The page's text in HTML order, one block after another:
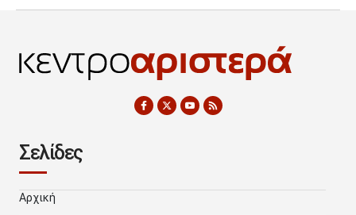
Σελίδες
Αρχική